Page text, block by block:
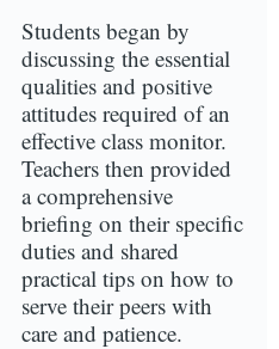
Students began by
discussing the essential
qualities and positive
attitudes required of an
effective class monitor.
Teachers then provided
a comprehensive
briefing on their specific
duties and shared
practical tips on how to
serve their peers with
care and patience.